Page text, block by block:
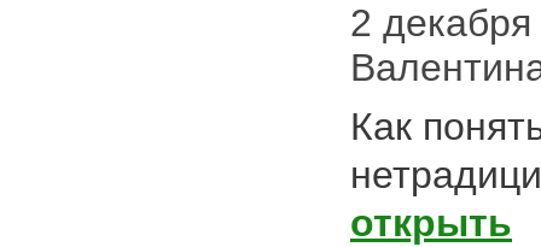
2 декабря
Как
открыть